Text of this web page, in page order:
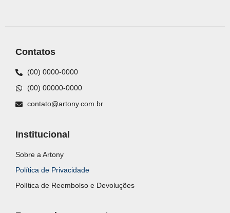
Contatos
(00) 0000-0000
(00) 00000-0000
contato@artony.com.br
Institucional
Sobre a Artony
Política de Privacidade
Política de Reembolso e Devoluções